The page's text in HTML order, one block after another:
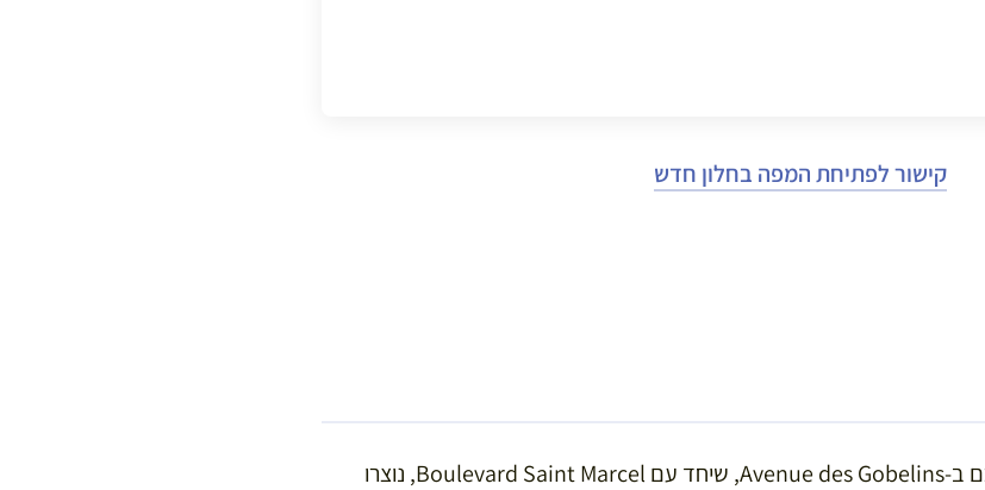
קישור לפתיחת המפה בחלון חדש
כשתצאו מהמטרו תצמאו את עצמכם ב-Avenue des Gobelins, שיחד עם Boulevard Saint Marcel, נוצרו